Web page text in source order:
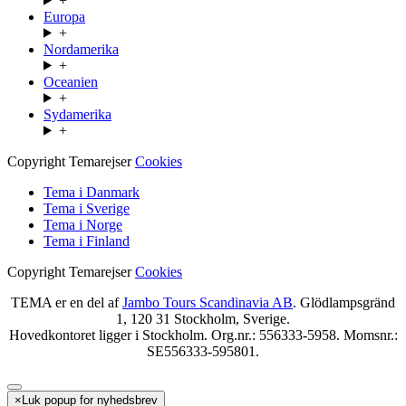
Europa
+
Nordamerika
+
Oceanien
+
Sydamerika
+
Copyright TemarejserCookies
Tema i Danmark
Tema i Sverige
Tema i Norge
Tema i Finland
Copyright TemarejserCookies
TEMA er en del afJambo Tours Scandinavia AB. Glödlampsgränd
1, 120 31 Stockholm, Sverige.
Hovedkontoret ligger i Stockholm. Org.nr.: 556333-5958. Momsnr.:
SE556333-595801.
×Luk popup for nyhedsbrev